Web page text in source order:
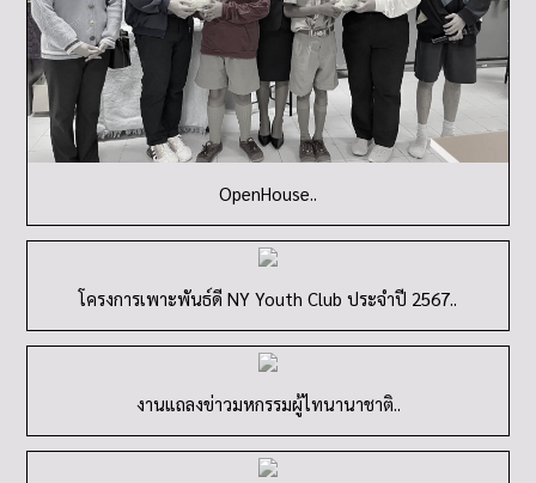
OpenHouse..
โครงการเพาะพันธ์ดี NY Youth Club ประจำปี 2567..
งานแถลงข่าวมหกรรมผู้ไทนานาชาติ..